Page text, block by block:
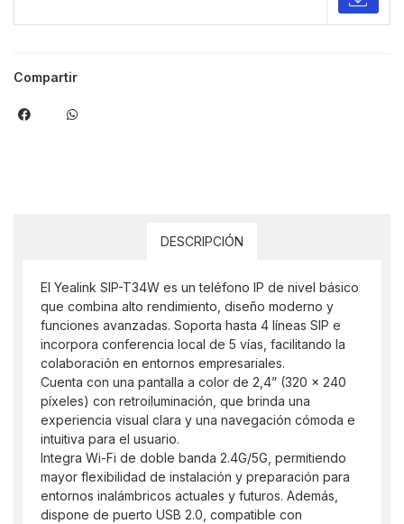
Compartir
DESCRIPCIÓN
El Yealink SIP-T34W es un teléfono IP de nivel básico
que combina alto rendimiento, diseño moderno y
funciones avanzadas. Soporta hasta 4 líneas SIP e
incorpora conferencia local de 5 vías, facilitando la
colaboración en entornos empresariales.
Cuenta con una pantalla a color de 2,4” (320 x 240
píxeles) con retroiluminación, que brinda una
experiencia visual clara y una navegación cómoda e
intuitiva para el usuario.
Integra Wi-Fi de doble banda 2.4G/5G, permitiendo
mayor flexibilidad de instalación y preparación para
entornos inalámbricos actuales y futuros. Además,
dispone de puerto USB 2.0, compatible con